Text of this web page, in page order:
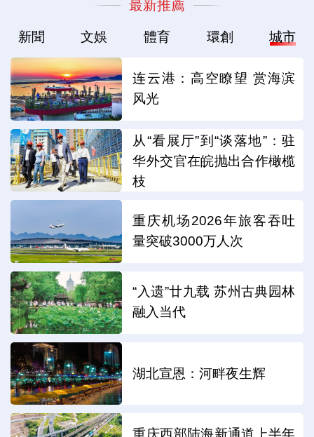
最新推薦
新聞 文娛 體育 環創 城市
连云港：高空瞭望 赏海滨
风光
从“看展厅”到“谈落地”：驻
华外交官在皖抛出合作橄榄
枝
重庆机场2026年旅客吞吐
量突破3000万人次
“入遗”廿九载 苏州古典园林
融入当代
湖北宣恩：河畔夜生辉
重庆西部陆海新通道上半年